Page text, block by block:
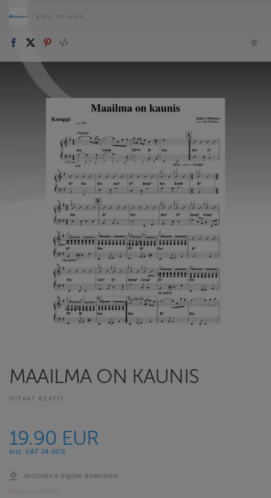
BACK TO SHOP
MAAILMA ON KAUNIS
HITAAT BEATIT
19.90 EUR
Incl. VAT 24.00%
Includes a digital download